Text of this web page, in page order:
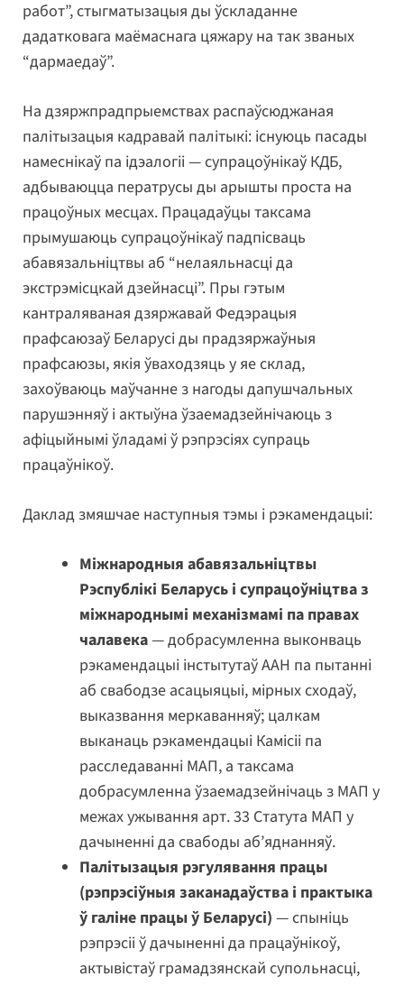
работ”, стыгматызацыя ды ўскладанне
дадатковага маёмаснага цяжару на так званых
“дармаедаў”.
На дзяржпрадпрыемствах распаўсюджаная
палітызацыя кадравай палітыкі: існуюць пасады
намеснікаў па ідэалогіі — супрацоўнікаў КДБ,
адбываюцца ператрусы ды арышты проста на
працоўных месцах. Працадаўцы таксама
прымушаюць супрацоўнікаў падпісваць
абавязальніцтвы аб “нелаяльнасці да
экстрэмісцкай дзейнасці”. Пры гэтым
кантраляваная дзяржавай Федэрацыя
прафсаюзаў Беларусі ды прадзяржаўныя
прафсаюзы, якія ўваходзяць у яе склад,
захоўваюць маўчанне з нагоды дапушчальных
парушэнняў і актыўна ўзаемадзейнічаюць з
афіцыйнымі ўладамі ў рэпрэсіях супраць
працаўнікоў.
Даклад змяшчае наступныя тэмы і рэкамендацыі:
Міжнародныя абавязальніцтвы
Рэспублікі Беларусь і супрацоўніцтва з
міжнароднымі механізмамі па правах
чалавека— добрасумленна выконваць
рэкамендацыі інстытутаў ААН па пытанні
аб свабодзе асацыяцыі, мірных сходаў,
выказвання меркаванняў; цалкам
выканаць рэкамендацыі Камісіі па
расследаванні МАП, а таксама
добрасумленна ўзаемадзейнічаць з МАП у
межах ужывання арт. 33 Статута МАП у
дачыненні да свабоды аб’яднанняў.
Палітызацыя рэгулявання працы
(рэпрэсіўныя заканадаўства і практыка
ў галіне працы ў Беларусі) — спыніць
рэпрэсіі ў дачыненні да працаўнікоў,
актывістаў грамадзянскай супольнасці,